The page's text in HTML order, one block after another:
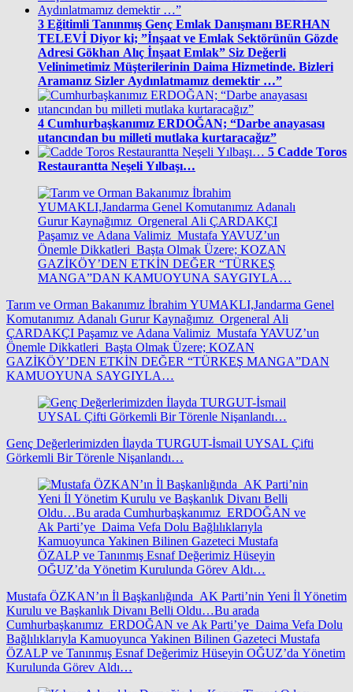
3 Eğitimli Tanınmış Genç Emlak Danışmanı BERHAN
TELEVİ Diyor ki; ”İnşaat ve Emlak Sektörünün Gözde
Adresi Gökhan Alıç İnşaat Emlak” Siz Değerli
Velinimetimiz Müşterilerinin Daima Hizmetinde. Bizleri
Aramanız Sizler Aydınlatmamız demektir …”
4 Cumhurbaşkanımız ERDOĞAN; “Darbe anayasası
utancından bu milleti mutlaka kurtaracağız”
5 Cadde Toros
Restaurantta Neşeli Yılbaşı…
Tarım ve Orman Bakanımız İbrahim YUMAKLI,Jandarma Genel
Komutanımız Adanalı Gurur Kaynağımız Orgeneral Ali
ÇARDAKÇI Paşamız ve Adana Valimiz Mustafa YAVUZ’un
Önemle Dikkatleri Başta Olmak Üzere; KOZAN
GAZİKÖY’DEN ETKİN DEĞER “TÜRKEŞ MANGA”DAN
KAMUOYUNA SAYGIYLA…
Genç Değerlerimizden İlayda TURGUT-İsmail UYSAL Çifti
Görkemli Bir Törenle Nişanlandı…
Mustafa ÖZKAN’ın İl Başkanlığında AK Parti’nin Yeni İl Yönetim
Kurulu ve Başkanlık Divanı Belli Oldu…Bu arada
Cumhurbaşkanımız ERDOĞAN ve Ak Parti’ye Daima Vefa Dolu
Bağlılıklarıyla Kamuoyunca Yakinen Bilinen Gazeteci Mustafa
ÖZALP ve Tanınmış Esnaf Değerimiz Hüseyin OĞUZ’da Yönetim
Kurulunda Görev Aldı…